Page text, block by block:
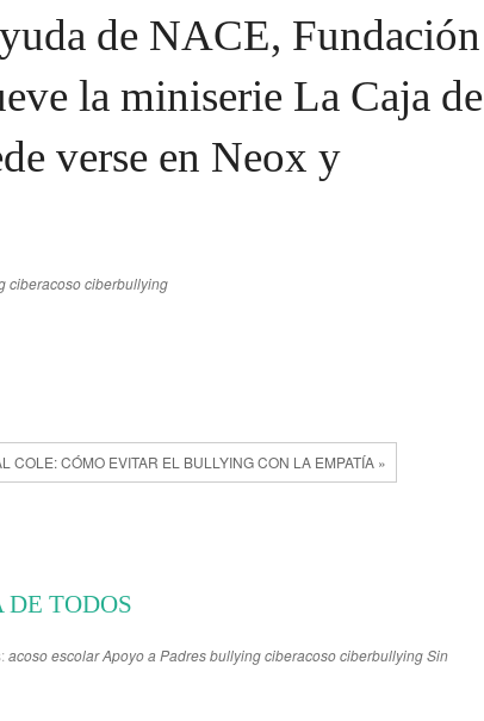
de NACE, Fundación
la miniserie La Caja de
verse en Neox y
ciberacosociberbullying
COLE: CÓMO EVITAR EL BULLYING CON LA EMPATÍA »
TODOS
acoso escolarApoyo a PadresbullyingciberacosociberbullyingSin